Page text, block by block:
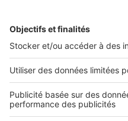
2 rue des
01 53